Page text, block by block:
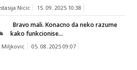
Nicic 15. 09. 2025 10:38
Bravo mali. Konacno da neko razume
kako funkcionise...
Miljkovic 05. 08. 2025 09:07